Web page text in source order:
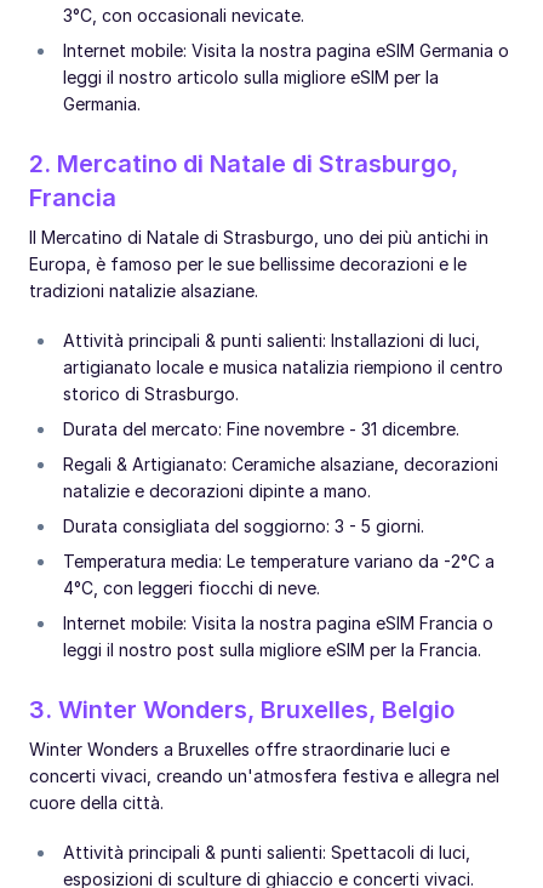
3°C, con occasionali nevicate.
Internet mobile: Visita la nostra pagina eSIM Germania o
leggi il nostro articolo sulla migliore eSIM per la
Germania.
2. Mercatino di Natale di Strasburgo,
Francia
Il Mercatino di Natale di Strasburgo, uno dei più antichi in
Europa, è famoso per le sue bellissime decorazioni e le
tradizioni natalizie alsaziane.
Attività principali & punti salienti: Installazioni di luci,
artigianato locale e musica natalizia riempiono il centro
storico di Strasburgo.
Durata del mercato: Fine novembre - 31 dicembre.
Regali & Artigianato: Ceramiche alsaziane, decorazioni
natalizie e decorazioni dipinte a mano.
Durata consigliata del soggiorno: 3 - 5 giorni.
Temperatura media: Le temperature variano da -2°C a
4°C, con leggeri fiocchi di neve.
Internet mobile: Visita la nostra pagina eSIM Francia o
leggi il nostro post sulla migliore eSIM per la Francia.
3. Winter Wonders, Bruxelles, Belgio
Winter Wonders a Bruxelles offre straordinarie luci e
concerti vivaci, creando un'atmosfera festiva e allegra nel
cuore della città.
Attività principali & punti salienti: Spettacoli di luci,
esposizioni di sculture di ghiaccio e concerti vivaci.